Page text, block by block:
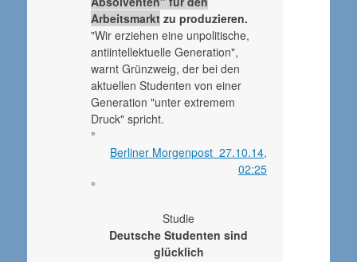
Arbeitsmarktzu produzieren.
"Wir erziehen eine unpolitische,
antiintellektuelle Generation",
warnt Grünzweig, der bei den
aktuellen Studenten von einer
Generation "unter extremem
Druck" spricht.
°
Berliner Morgenpost 27.10.14,
02:25
°
Studie
Deutsche Studenten sind
glücklich